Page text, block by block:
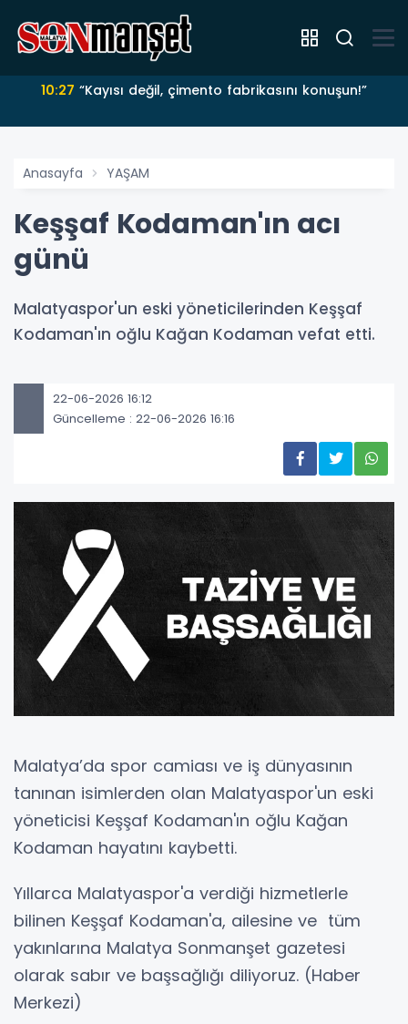
10:27 “Kayısı değil, çimento fabrikasını konuşun!”
Anasayfa YAŞAM
Keşşaf Kodaman'ın acı
günü
Malatyaspor'un eski yöneticilerinden Keşşaf
Kodaman'ın oğlu Kağan Kodaman vefat etti.
22-06-2026 16:12
Güncelleme : 22-06-2026 16:16
Malatya’da spor camiası ve iş dünyasının
tanınan isimlerden olan Malatyaspor'un eski
yöneticisi Keşşaf Kodaman'ın oğlu Kağan
Kodaman hayatını kaybetti.
Yıllarca Malatyaspor'a verdiği hizmetlerle
bilinen Keşşaf Kodaman'a, ailesine ve tüm
yakınlarına Malatya Sonmanşet gazetesi
olarak sabır ve başsağlığı diliyoruz. (Haber
Merkezi)